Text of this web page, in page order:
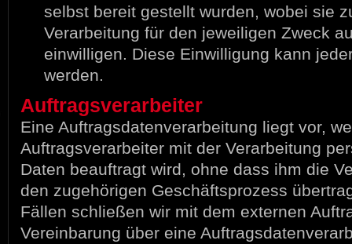
selbst bereit gestellt wurden, wobei sie
Verarbeitung für den jeweiligen Zweck
einwilligen. Diese Einwilligung kann
werden.
Auftragsverarbeiter
Eine Auftragsdatenverarbeitung liegt vor,
Auftragsverarbeiter mit der Verarbeitung
Daten beauftragt wird, ohne dass ihm die
den zugehörigen Geschäftsprozess
Fällen schließen wir mit dem externen
Vereinbarung über eine